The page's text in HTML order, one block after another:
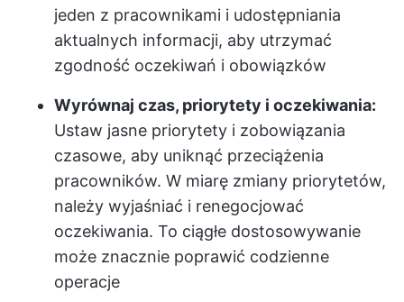
jeden z pracownikami i udostępniania
aktualnych informacji, aby utrzymać
zgodność oczekiwań i obowiązków
Wyrównaj czas, priorytety i oczekiwania:
Ustaw jasne priorytety i zobowiązania
czasowe, aby uniknąć przeciążenia
pracowników. W miarę zmiany priorytetów,
należy wyjaśniać i renegocjować
oczekiwania. To ciągłe dostosowywanie
może znacznie poprawić codzienne
operacje